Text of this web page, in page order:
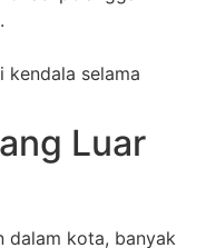
kendala selama
Luar
dalam kota, banyak